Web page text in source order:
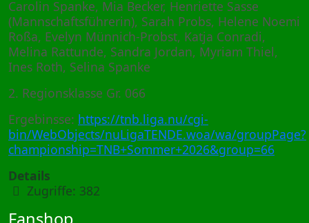
Carolin Spanke, Mia Becker, Henriette Sasse
(Mannschaftsführerin), Sarah Probs, Helene Noemi
Roßa, Evelyn Münnich-Probst, Katja Conradi,
Melina Rattunde, Sandra Jordan, Myriam Thiel,
Ines Roth, Selina Spanke
2. Regionsklasse Gr. 066
Ergebinsse: https://tnb.liga.nu/cgi-
bin/WebObjects/nuLigaTENDE.woa/wa/groupPage?
championship=TNB+Sommer+2026&group=66
Details
Zugriffe: 382